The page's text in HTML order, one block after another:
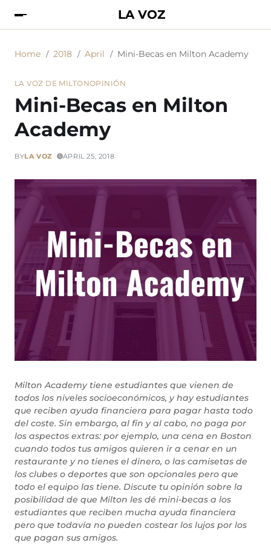
LA VOZ
Home 2018 April Mini-Becas en Milton Academy
LA VOZ DE MILTONOPINIÓN
Mini-Becas en Milton
Academy
BYLA VOZ APRIL 25, 2018
Milton Academy tiene estudiantes que vienen de
todos los niveles socioeconómicos, y hay estudiantes
que reciben ayuda financiera para pagar hasta todo
del coste. Sin embargo, al fin y al cabo, no paga por
los aspectos extras: por ejemplo, una cena en Boston
cuando todos tus amigos quieren ir a cenar en un
restaurante y no tienes el dinero, o las camisetas de
los clubes o deportes que son opcionales pero que
todo el equipo las tiene. Discute tu opinión sobre la
posibilidad de que Milton les dé mini-becas a los
estudiantes que reciben mucha ayuda financiera
pero que todavía no pueden costear los lujos por los
que pagan sus amigos.